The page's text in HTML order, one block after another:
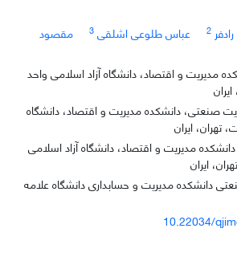
2 عباس طلوعی اشلقی 3
مقصود
مدیریت و اقتصاد، دانشگاه آزاد اسلامی واحد
صنعتی، دانشکده مدیریت و اقتصاد، دانشگاه
تهران، ایران
مدیریت و اقتصاد، دانشگاه آزاد اسلامی
ایران
دانشکده مدیریت و حسابداری دانشگاه علامه
10.22034/